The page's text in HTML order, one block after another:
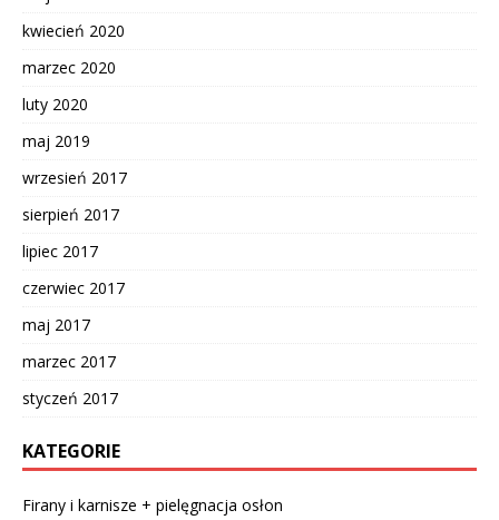
kwiecień 2020
marzec 2020
luty 2020
maj 2019
wrzesień 2017
sierpień 2017
lipiec 2017
czerwiec 2017
maj 2017
marzec 2017
styczeń 2017
KATEGORIE
Firany i karnisze + pielęgnacja osłon